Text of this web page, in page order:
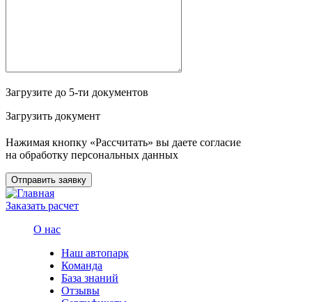
Загрузите до 5-ти документов
Загрузить документ
Нажимая кнопку «Рассчитать» вы даете согласие
на обработку персональных данных
Отправить заявку
Заказать расчет
О нас
Наш автопарк
Команда
База знаний
Отзывы